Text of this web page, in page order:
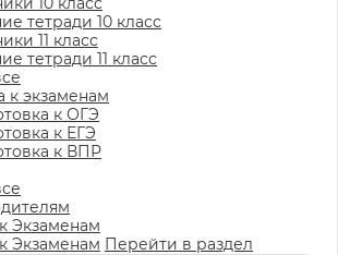
тетради 10 класс
11 класс
тетради 11 класс
к экзаменам
к ОГЭ
к ЕГЭ
к ВПР
Экзаменам
Экзаменам Перейти в раздел